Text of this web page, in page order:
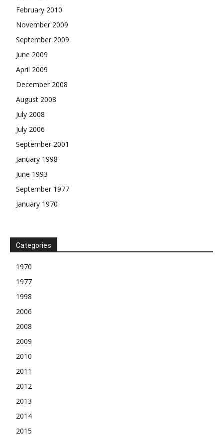
February 2010
November 2009
September 2009
June 2009
April 2009
December 2008
August 2008
July 2008
July 2006
September 2001
January 1998
June 1993
September 1977
January 1970
Categories
1970
1977
1998
2006
2008
2009
2010
2011
2012
2013
2014
2015